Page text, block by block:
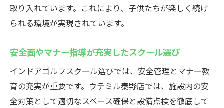
取り入れています。これにより、子供たちが楽しく続け
られる環境が実現されています。
安全面やマナー指導が充実したスクール選び
インドアゴルフスクール選びでは、安全管理とマナー教
育の充実が重要です。ウテミル秦野店では、施設内の安
全対策として適切なスペース確保と設備点検を徹底して